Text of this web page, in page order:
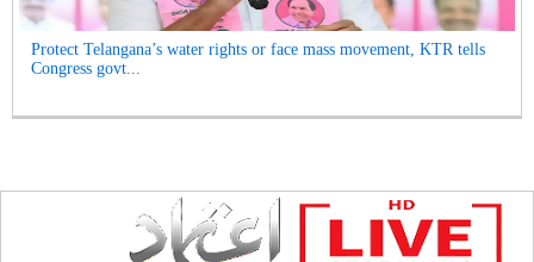
Protect Telangana’s water rights or face mass movement, KTR tells
Congress govt...